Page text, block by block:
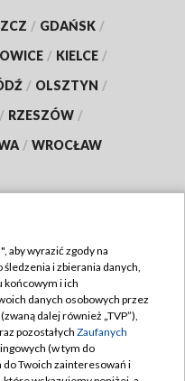
/ GDAŃSK /
/ KIELCE /
/ OLSZTYN /
/ RZESZÓW /
/ WROCŁAW
TVP
aby wyrazić zgody na
i zbierania danych,
końcowym i ich
danych osobowych przez
dalej również „TVP”),
pozostałych Zaufanych
(w tym do
Twoich zainteresowań i